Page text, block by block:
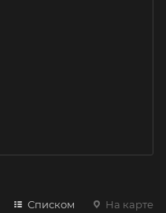
Списком На карте